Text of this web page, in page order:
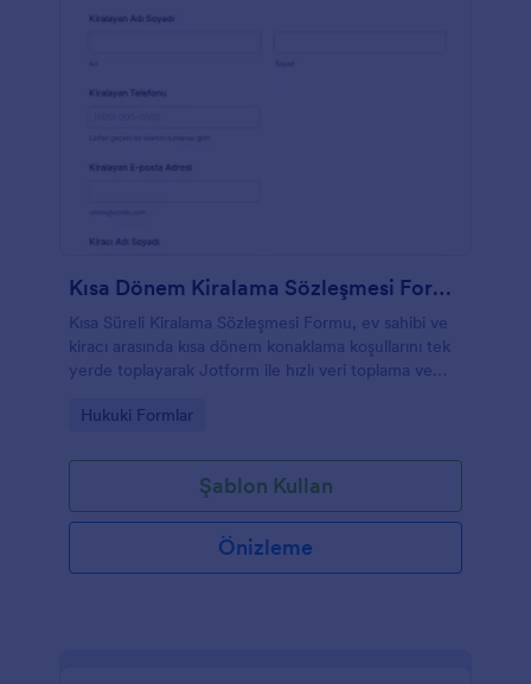
Kısa Dönem Kiralama Sözleşmesi Formu
Kısa Süreli Kiralama Sözleşmesi Formu, ev sahibi ve
kiracı arasında kısa dönem konaklama koşullarını tek
yerde toplayarak Jotform ile hızlı veri toplama ve
Go to Category:
Hukuki Formlar
Şablon Kullan
Önizleme